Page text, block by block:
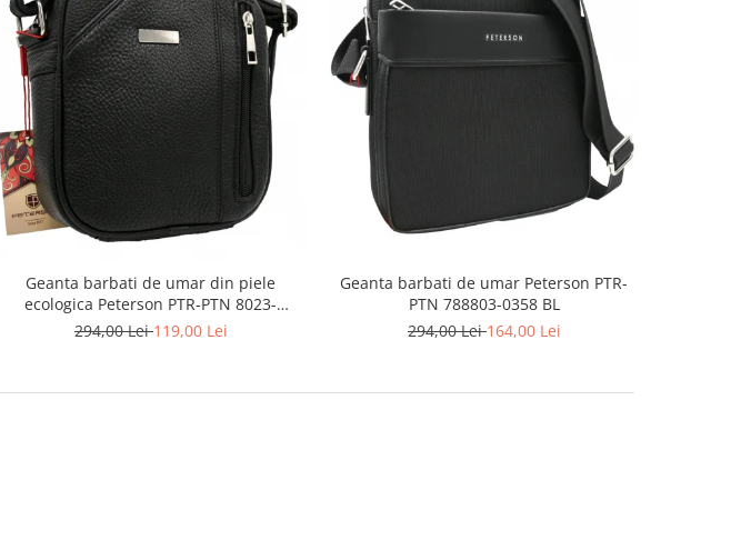
Geanta barbati de umar din piele
ecologica Peterson PTR-PTN 8023-
MACRO-0303
294,00 Lei119,00 Lei
Geanta barbati de umar Peterson PTR-
PTN 788803-0358 BL
294,00 Lei164,00 Lei